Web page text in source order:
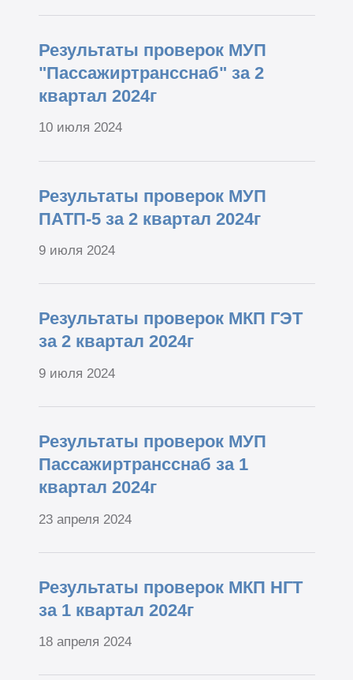
Результаты проверок МУП
"Пассажиртрансснаб" за 2
квартал 2024г
10 июля 2024
Результаты проверок МУП
ПАТП-5 за 2 квартал 2024г
9 июля 2024
Результаты проверок МКП ГЭТ
за 2 квартал 2024г
9 июля 2024
Результаты проверок МУП
Пассажиртрансснаб за 1
квартал 2024г
23 апреля 2024
Результаты проверок МКП НГТ
за 1 квартал 2024г
18 апреля 2024